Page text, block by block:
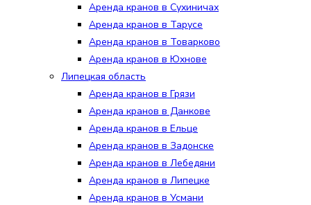
Аренда кранов в Сухиничах
Аренда кранов в Тарусе
Аренда кранов в Товарково
Аренда кранов в Юхнове
Липецкая область
Аренда кранов в Грязи
Аренда кранов в Данкове
Аренда кранов в Ельце
Аренда кранов в Задонске
Аренда кранов в Лебедяни
Аренда кранов в Липецке
Аренда кранов в Усмани